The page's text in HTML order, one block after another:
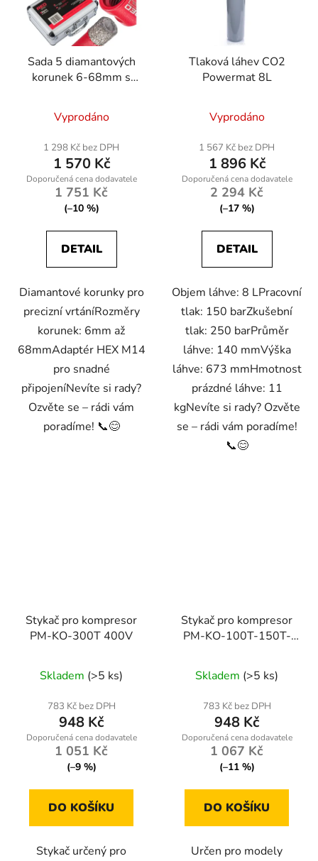
Sada 5 diamantových
korunek 6-68mm s
Vyprodáno
1 298 Kč bez DPH
1 570 Kč
1 751 Kč
(–10 %)
DETAIL
Diamantové korunky pro
precizní vrtáníRozměry
korunek: 6mm až
68mmAdaptér HEX M14
pro snadné
připojeníNevíte si rady?
Ozvěte se – rádi vám
poradíme! 📞😊
Tlaková láhev CO2
Powermat 8L
Vyprodáno
1 567 Kč bez DPH
1 896 Kč
2 294 Kč
(–17 %)
DETAIL
Objem láhve: 8 LPracovní
tlak: 150 barZkušební
tlak: 250 barPrůměr
láhve: 140 mmVýška
láhve: 673 mmHmotnost
prázdné láhve: 11
kgNevíte si rady? Ozvěte
se – rádi vám poradíme!
📞😊
Stykač pro kompresor
PM-KO-300T 400V
Skladem (>5 ks)
783 Kč bez DPH
948 Kč
1 051 Kč
(–9 %)
DO KOŠÍKU
Stykač určený pro
Stykač pro kompresor
PM-KO-100T-150T-
Skladem (>5 ks)
783 Kč bez DPH
948 Kč
1 067 Kč
(–11 %)
DO KOŠÍKU
Určen pro modely